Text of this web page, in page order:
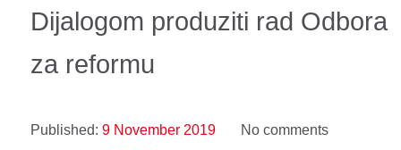
Dijalogom produziti rad Odbora
za reformu
Published: 9 November 2019
No comments